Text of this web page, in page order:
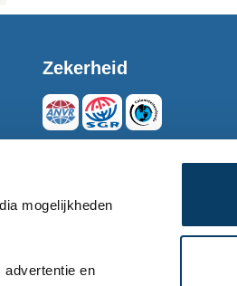
mogelijkheden
advertentie en
Zekerheid